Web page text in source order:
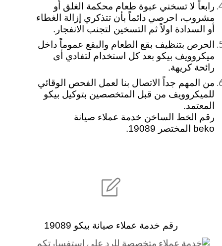
رابعاً لا تسخني عبوة طعام محكمة الغلق أو
مشروب، احرصي دائماً بأن تتذكري إزالة الغطاء
أو السدادة اولاً ثم التسخين لتجنب الانفجار.
الحرص بتنظيف بقع الطعام والبقع عموماً داخل
ميكروويف بيكو بعد كل استخدام لتفادي أى
رائحة كريهة.
من المهم جداً الاتصال بنا لعمل الفحص الوقائي
للميكروويف من قبل المتخصصين بتوكيل بيكو
المعتمد.
رقم الخط الساخن خدمة عملاء صيانة
beko المختصر 19089.

رقم خدمة عملاء صيانة بيكو 19089